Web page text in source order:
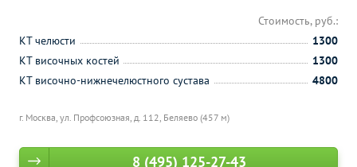
г. Москва, ул. Профсоюзная, д. 112, Беляево (457 м)
Стоимость, руб.:
КТ челюсти
1300
КТ височных костей
1300
КТ височно-нижнечелюстного сустава
4800
8 (495) 125-27-43